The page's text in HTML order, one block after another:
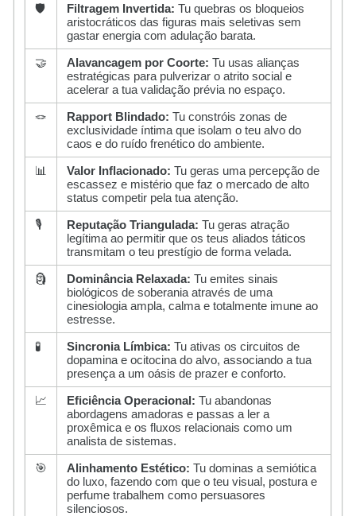
🛡️
Filtragem Invertida: Tu quebras os bloqueios
aristocráticos das figuras mais seletivas sem
gastar energia com adulação barata.
🤝
Alavancagem por Coorte: Tu usas alianças
estratégicas para pulverizar o atrito social e
acelerar a tua validação prévia no espaço.
🪢
Rapport Blindado: Tu constróis zonas de
exclusividade íntima que isolam o teu alvo do
caos e do ruído frenético do ambiente.
📊
Valor Inflacionado: Tu geras uma percepção de
escassez e mistério que faz o mercado de alto
status competir pela tua atenção.
🎙️
Reputação Triangulada: Tu geras atração
legítima ao permitir que os teus aliados táticos
transmitam o teu prestígio de forma velada.
🗿
Dominância Relaxada: Tu emites sinais
biológicos de soberania através de uma
cinesiologia ampla, calma e totalmente imune ao
estresse.
🧪
Sincronia Límbica: Tu ativas os circuitos de
dopamina e ocitocina do alvo, associando a tua
presença a um oásis de prazer e conforto.
📈
Eficiência Operacional: Tu abandonas
abordagens amadoras e passas a ler a
proxêmica e os fluxos relacionais como um
analista de sistemas.
🎯
Alinhamento Estético: Tu dominas a semiótica
do luxo, fazendo com que o teu visual, postura e
perfume trabalhem como persuasores
silenciosos.